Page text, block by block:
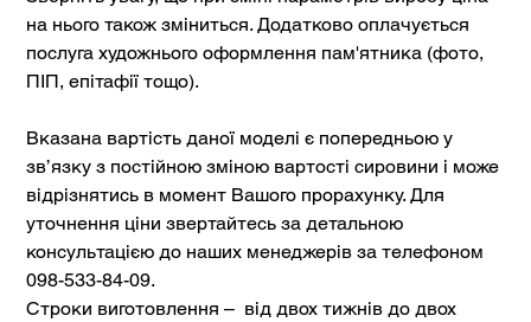
на нього також зміниться. Додатково оплачується
послуга художнього оформлення пам'ятника (фото,
ПІП, епітафії тощо).
Вказана вартість даної моделі є попередньою у
зв’язку з постійною зміною вартості сировини і може
відрізнятись в момент Вашого прорахунку. Для
уточнення ціни звертайтесь за детальною
консультацією до наших менеджерів за телефоном
098-533-84-09.
Строки виготовлення – від двох тижнів до двох